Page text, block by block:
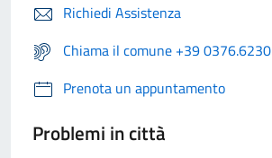
Richiedi Assistenza
Chiama il comune +39 0376.6230
Prenota un appuntamento
Problemi in città